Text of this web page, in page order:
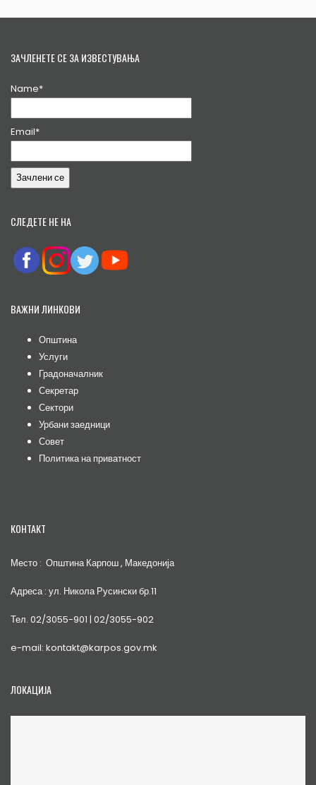
ЗАЧЛЕНЕТЕ СЕ ЗА ИЗВЕСТУВАЊА
Name*
Email*
СЛЕДЕТЕ НЕ НА
ВАЖНИ ЛИНКОВИ
Општина
Услуги
Градоначалник
Секретар
Сектори
Урбани заедници
Совет
Политика на приватност
КОНТАКТ
Место : Општина Карпош , Македонија
Адреса : ул. Никола Русински бр.11
Тел. 02/3055-901 | 02/3055-902
e-mail: kontakt@karpos.gov.mk
ЛОКАЦИЈА